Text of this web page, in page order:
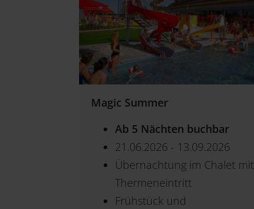
Magic Summer
Ab 5 Nächten buchbar
21.06.2026 - 13.09.2026
Übernachtung im Chalet mit
Thermeneintritt
Frühstück und